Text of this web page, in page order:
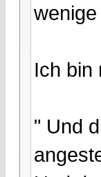
Ich bin
" Und